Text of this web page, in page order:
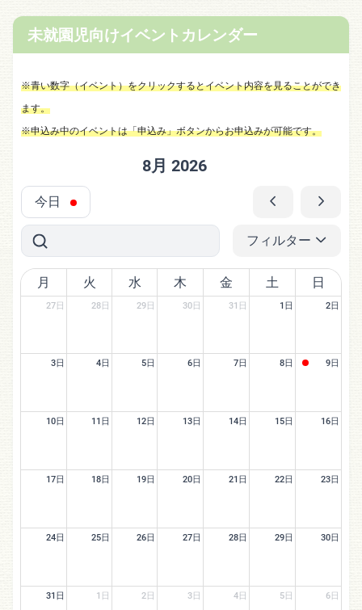
未就園児向けイベントカレンダー
※青い数字（イベント）をクリックするとイベント内容を見ることができ
ます。
※申込み中のイベントは「申込み」ボタンからお申込みが可能です。
今日
8月 2026
フィルター
月 火 水 木 金 土 日
27日 28日 29日 30日 31日 1日 2日
3日 4日 5日 6日 7日 8日 9日
10日 11日 12日 13日 14日 15日 16日
17日 18日 19日 20日 21日 22日 23日
24日 25日 26日 27日 28日 29日 30日
31日 1日 2日 3日 4日 5日 6日